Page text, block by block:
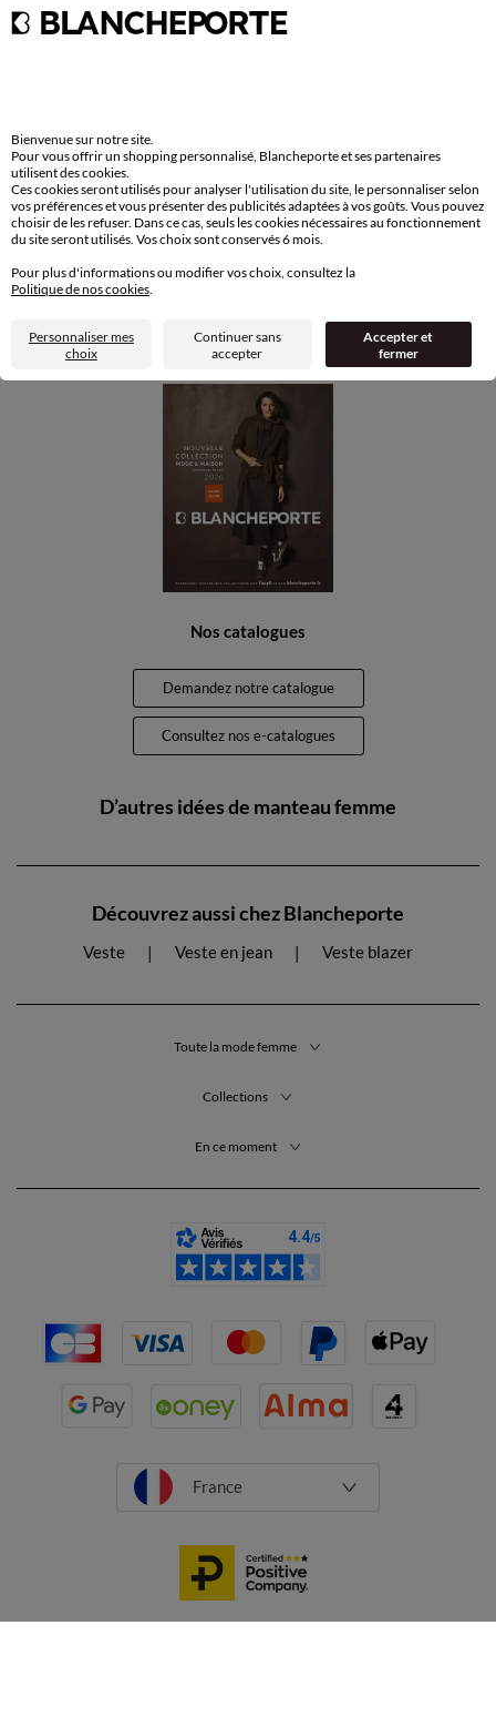
Nos catalogues
Demandez notre catalogue
Consultez nos e-catalogues
Livraison
Retours gratuits en Point Relais®
Paiement
Carte 4 Etoiles
(1) Offres et codes promos
La marque Blancheporte
D’autres idées de manteau femme
Découvrez aussi chez Blancheporte
Veste Veste en jean Veste blazer
Toute la mode femme
Collections
En ce moment
France
Bienvenue sur notre site.
Pour vous offrir un shopping personnalisé, Blancheporte et ses partenaires
utilisent des cookies.
Ces cookies seront utilisés pour analyser l'utilisation du site, le personnaliser selon
vos préférences et vous présenter des publicités adaptées à vos goûts. Vous pouvez
choisir de les refuser. Dans ce cas, seuls les cookies nécessaires au fonctionnement
du site seront utilisés. Vos choix sont conservés 6 mois.
Pour plus d'informations ou modifier vos choix, consultez la
Politique de nos cookies.
Personnaliser mes
choix
Continuer sans
accepter
Accepter et
fermer